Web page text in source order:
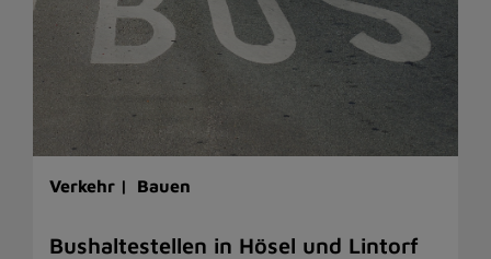
Verkehr | Bauen
Bushaltestellen in Hösel und Lintorf